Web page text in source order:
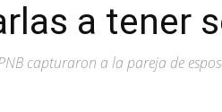
a tener
capturaron a la pareja de